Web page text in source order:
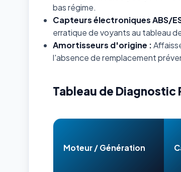
bas régime.
Capteurs électroniques ABS/
erratique de voyants au tableau
Amortisseurs d'origine :
l'absence de remplacement
Tableau de
Moteur / Génération